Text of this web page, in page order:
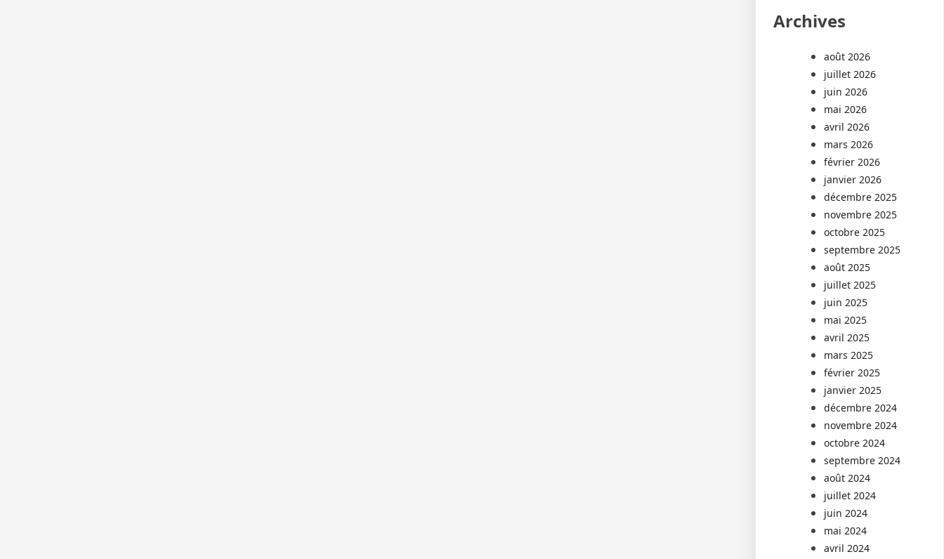
Archives
août 2026
juillet 2026
juin 2026
mai 2026
avril 2026
mars 2026
février 2026
janvier 2026
décembre 2025
novembre 2025
octobre 2025
septembre 2025
août 2025
juillet 2025
juin 2025
mai 2025
avril 2025
mars 2025
février 2025
janvier 2025
décembre 2024
novembre 2024
octobre 2024
septembre 2024
août 2024
juillet 2024
juin 2024
mai 2024
avril 2024